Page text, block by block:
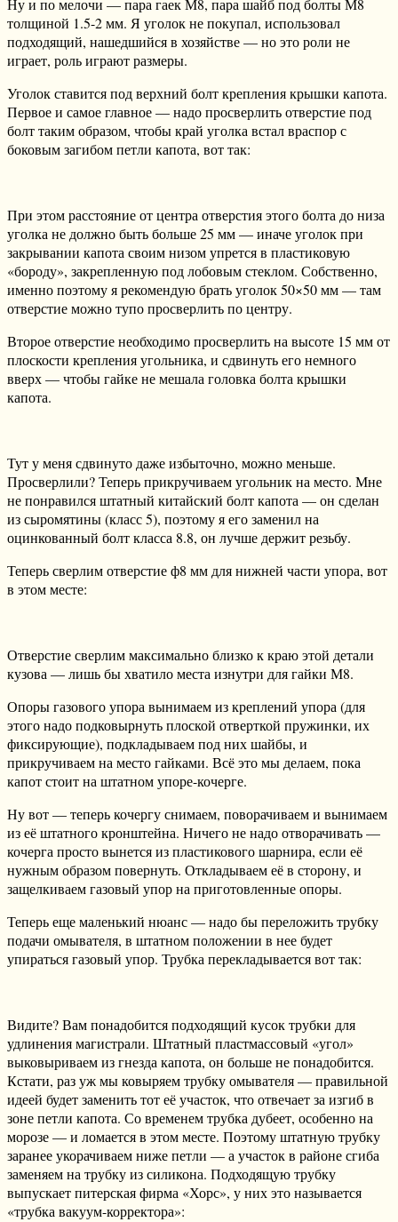
Ну и по мелочи — пара гаек М8, пара шайб под болты М8
толщиной 1.5-2 мм. Я уголок не покупал, использовал
подходящий, нашедшийся в хозяйстве — но это роли не
играет, роль играют размеры.
Уголок ставится под верхний болт крепления крышки капота.
Первое и самое главное — надо просверлить отверстие под
болт таким образом, чтобы край уголка встал враспор с
боковым загибом петли капота, вот так:
При этом расстояние от центра отверстия этого болта до низа
уголка не должно быть больше 25 мм — иначе уголок при
закрывании капота своим низом упрется в пластиковую
«бороду», закрепленную под лобовым стеклом. Собственно,
именно поэтому я рекомендую брать уголок 50×50 мм — там
отверстие можно тупо просверлить по центру.
Второе отверстие необходимо просверлить на высоте 15 мм от
плоскости крепления угольника, и сдвинуть его немного
вверх — чтобы гайке не мешала головка болта крышки
капота.
Тут у меня сдвинуто даже избыточно, можно меньше.
Просверлили? Теперь прикручиваем угольник на место. Мне
не понравился штатный китайский болт капота — он сделан
из сыромятины (класс 5), поэтому я его заменил на
оцинкованный болт класса 8.8, он лучше держит резьбу.
Теперь сверлим отверстие ф8 мм для нижней части упора, вот
в этом месте:
Отверстие сверлим максимально близко к краю этой детали
кузова — лишь бы хватило места изнутри для гайки М8.
Опоры газового упора вынимаем из креплений упора (для
этого надо подковырнуть плоской отверткой пружинки, их
фиксирующие), подкладываем под них шайбы, и
прикручиваем на место гайками. Всё это мы делаем, пока
капот стоит на штатном упоре-кочерге.
Ну вот — теперь кочергу снимаем, поворачиваем и вынимаем
из её штатного кронштейна. Ничего не надо отворачивать —
кочерга просто вынется из пластикового шарнира, если её
нужным образом повернуть. Откладываем её в сторону, и
защелкиваем газовый упор на приготовленные опоры.
Теперь еще маленький нюанс — надо бы переложить трубку
подачи омывателя, в штатном положении в нее будет
упираться газовый упор. Трубка перекладывается вот так:
Видите? Вам понадобится подходящий кусок трубки для
удлинения магистрали. Штатный пластмассовый «угол»
выковыриваем из гнезда капота, он больше не понадобится.
Кстати, раз уж мы ковыряем трубку омывателя — правильной
идеей будет заменить тот её участок, что отвечает за изгиб в
зоне петли капота. Со временем трубка дубеет, особенно на
морозе — и ломается в этом месте. Поэтому штатную трубку
заранее укорачиваем ниже петли — а участок в районе сгиба
заменяем на трубку из силикона. Подходящую трубку
выпускает питерская фирма «Хорс», у них это называется
«трубка вакуум-корректора»: